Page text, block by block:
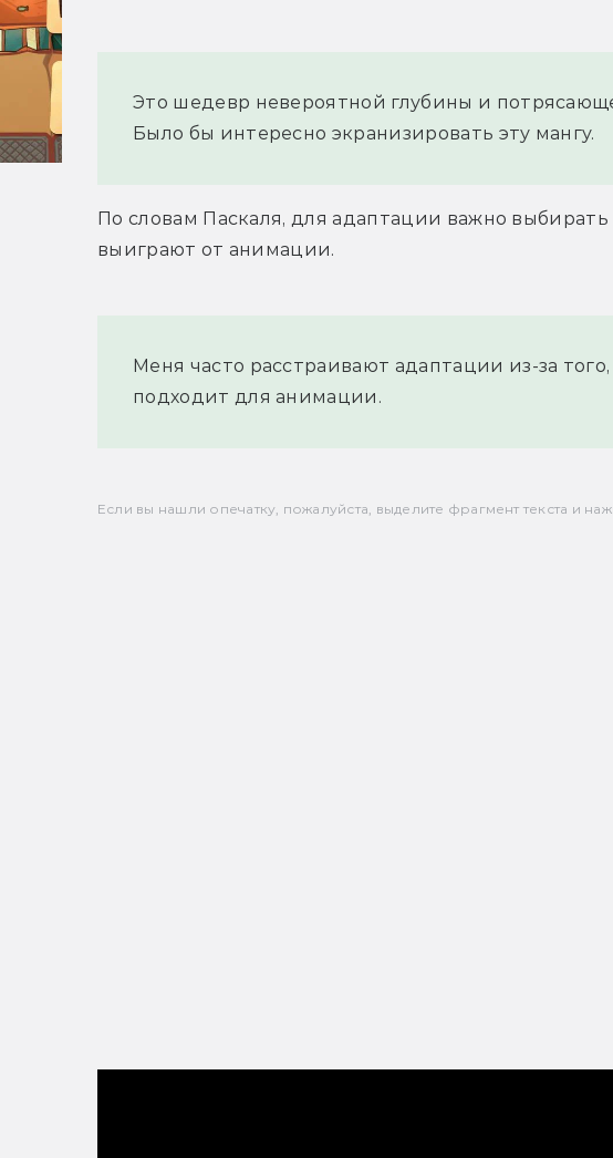
Это шедевр невероятной глубины и
Было бы интересно экранизировать эту мангу.
По словам Паскаля, для адаптации важно
выиграют от анимации.
Меня часто расстраивают адаптации из-за
подходит для анимации.
Если вы нашли опечатку, пожалуйста, выделите фрагмент текста и